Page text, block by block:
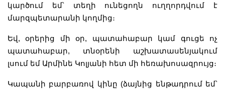
կարծում եմ՝ տեղի ունեցողն ուղղորդվում է
մարզպետարանի կողմից։
Եվ, օրերից մի օր, պատահաբար կամ գուցե ոչ
պատահաբար, տնօրենի աշխատասենյակում
լսում եմ Արմինե Կոլյանի հետ մի հեռախոսազրույց։
Կապանի բարբառով կինը (ձայնից ենթադրում եմ՝